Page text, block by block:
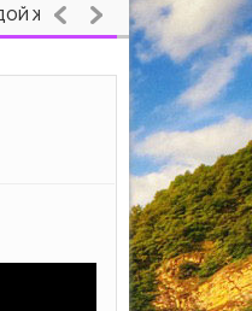
СТАТЬИ
ЗДОРОВАЯ КУХНЯ